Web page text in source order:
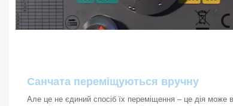
Санчата переміщуються вручну
Але це не єдиний спосіб їх переміщення – це дія може